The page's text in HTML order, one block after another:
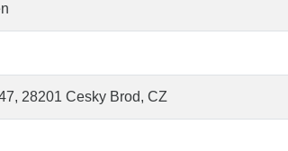
28201 Cesky Brod, CZ